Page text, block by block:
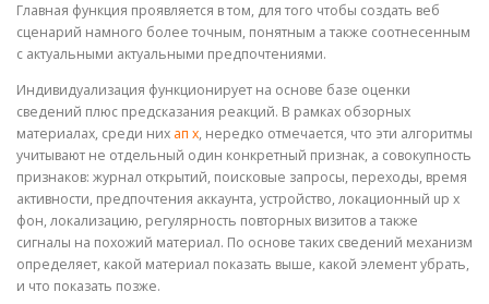
Главная функция проявляется в том, для того чтобы создать веб
сценарий намного более точным, понятным а также соотнесенным
с актуальными актуальными предпочтениями.
Индивидуализация функционирует на основе базе оценки
сведений плюс предсказания реакций. В рамках обзорных
материалах, среди них ап х, нередко отмечается, что эти алгоритмы
учитывают не отдельный один конкретный признак, а совокупность
признаков: журнал открытий, поисковые запросы, переходы, время
активности, предпочтения аккаунта, устройство, локационный up x
фон, локализацию, регулярность повторных визитов а также
сигналы на похожий материал. По основе таких сведений механизм
определяет, какой материал показать выше, какой элемент убрать,
и что показать позже.